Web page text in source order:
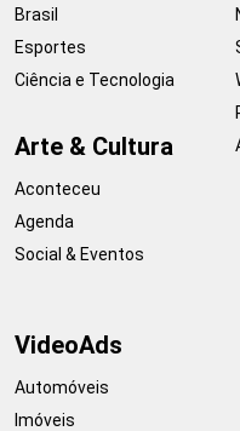
Brasil
Esportes
Ciência e Tecnologia
Arte & Cultura
Aconteceu
Agenda
Social & Eventos
VideoAds
Automóveis
Imóveis